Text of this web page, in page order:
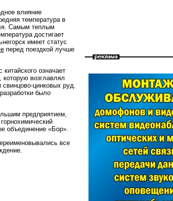
влияние
температура в
Самым теплым
достигает
имеет статус
перед поездкой лучше
китайского означает
которую возглавлял
цинковых руд.
было
предприятием,
объединение «Бор».
все